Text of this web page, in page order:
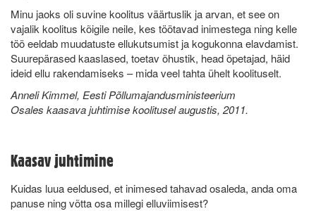
Minu jaoks oli suvine koolitus väärtuslik ja arvan, et see on
vajalik koolitus kõigile neile, kes töötavad inimestega ning kelle
töö eeldab muudatuste ellukutsumist ja kogukonna elavdamist.
Suurepärased kaaslased, toetav õhustik, head õpetajad, häid
ideid ellu rakendamiseks – mida veel tahta ühelt koolituselt.
Anneli Kimmel, Eesti Põllumajandusministeerium
Osales kaasava juhtimise koolitusel augustis, 2011.
Kaasav juhtimine
Kuidas luua eeldused, et inimesed tahavad osaleda, anda oma
panuse ning võtta osa millegi elluviimisest?